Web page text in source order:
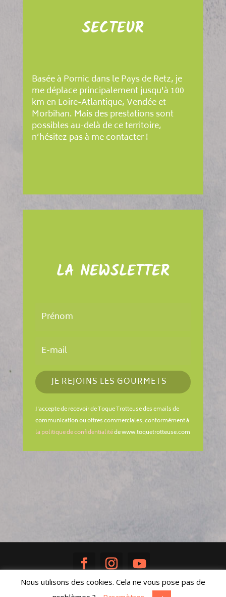
SECTEUR
Basée à Pornic dans le Pays de Retz, je
me déplace principalement jusqu'à 100
km en Loire-Atlantique, Vendée et
Morbihan. Mais des prestations sont
possibles au-delà de ce territoire,
n’hésitez pas à me contacter !
LA NEWSLETTER
JE REJOINS LES GOURMETS
J'accepte de recevoir de Toque Trotteuse des emails de
communication ou offres commerciales, conformément à
la politique de confidentialitéde www.toquetrotteuse.com
Réalisé avec ♥ parSandra Poisson|Mentions
Nous utilisons des cookies. Cela ne vous pose pas de